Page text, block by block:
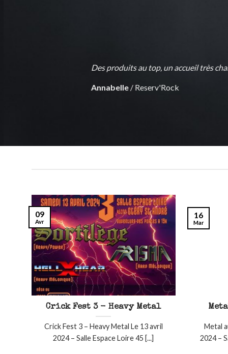
Des produits au top, un accueil très
Annabelle/Reserv'Rock
Crick Fest 3 - Heavy Metal
Crick Fest 3 – Heavy Metal Le 13 avril
2024 – Salle Espace Loire 45 [...]
09
Avr
Metal
2024 –
16
Mar